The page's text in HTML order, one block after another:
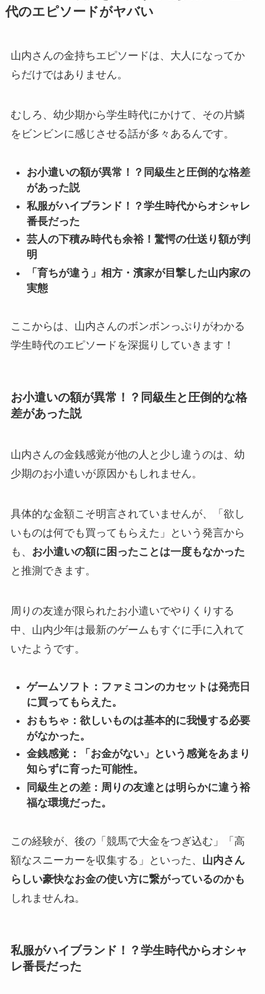
代のエピソードがヤバい
山内さんの金持ちエピソードは、大人になってか
らだけではありません。
むしろ、幼少期から学生時代にかけて、その片鱗
をビンビンに感じさせる話が多々あるんです。
お小遣いの額が異常！？同級生と圧倒的な格差
があった説
私服がハイブランド！？学生時代からオシャレ
番長だった
芸人の下積み時代も余裕！驚愕の仕送り額が判
明
「育ちが違う」相方・濱家が目撃した山内家の
実態
ここからは、山内さんのボンボンっぷりがわかる
学生時代のエピソードを深掘りしていきます！
お小遣いの額が異常！？同級生と圧倒的な格
差があった説
山内さんの金銭感覚が他の人と少し違うのは、幼
少期のお小遣いが原因かもしれません。
具体的な金額こそ明言されていませんが、「欲し
いものは何でも買ってもらえた」という発言から
も、 お小遣いの額に困ったことは一度もなかった
と推測できます。
周りの友達が限られたお小遣いでやりくりする
中、山内少年は最新のゲームもすぐに手に入れて
いたようです。
ゲームソフト：ファミコンのカセットは発売日
に買ってもらえた。
おもちゃ：欲しいものは基本的に我慢する必要
がなかった。
金銭感覚：「お金がない」という感覚をあまり
知らずに育った可能性。
同級生との差：周りの友達とは明らかに違う裕
福な環境だった。
この経験が、後の「競馬で大金をつぎ込む」「高
額なスニーカーを収集する」といった、 山内さん
らしい豪快なお金の使い方に繋がっているのかも
しれませんね。
私服がハイブランド！？学生時代からオシャ
レ番長だった